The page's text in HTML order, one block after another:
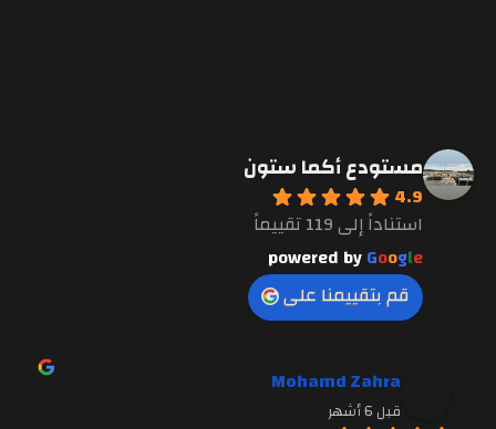
مستودع أكما ستون
4.9
استناداً إلى 119 تقييماً
powered byGoogle
قم بتقييمنا على
Mohamd Zahra
قبل 6 أشهر